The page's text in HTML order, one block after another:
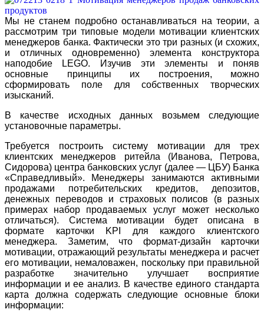
Мы не станем подробно останавливаться на теории, а
рассмотрим три типовые модели мотивации клиентских
менеджеров банка. Фактически это три разных (и схожих,
и отличных одновременно) элемента конструктора
наподобие LEGO. Изучив эти элементы и поняв
основные принципы их построения, можно
сформировать поле для собственных творческих
изысканий.
В качестве исходных данных возьмем следующие
установочные параметры.
Требуется построить систему мотивации для трех
клиентских менеджеров ритейла (Иванова, Петрова,
Сидорова) центра банковских услуг (далее — ЦБУ) Банка
«Справедливый». Менеджеры занимаются активными
продажами потребительских кредитов, депозитов,
денежных переводов и страховых полисов (в разных
примерах набор продаваемых услуг может несколько
отличаться). Система мотивации будет описана в
формате карточки KPI для каждого клиентского
менеджера. Заметим, что формат-дизайн карточки
мотивации, отражающий результаты менеджера и расчет
его мотивации, немаловажен, поскольку при правильной
разработке значительно улучшает восприятие
информации и ее анализ. В качестве единого стандарта
карта должна содержать следующие основные блоки
информации: